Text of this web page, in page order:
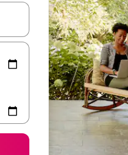
vers le haut et vers le bas